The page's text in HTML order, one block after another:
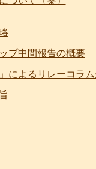
プ中間報告の概要
によるリレーコラ